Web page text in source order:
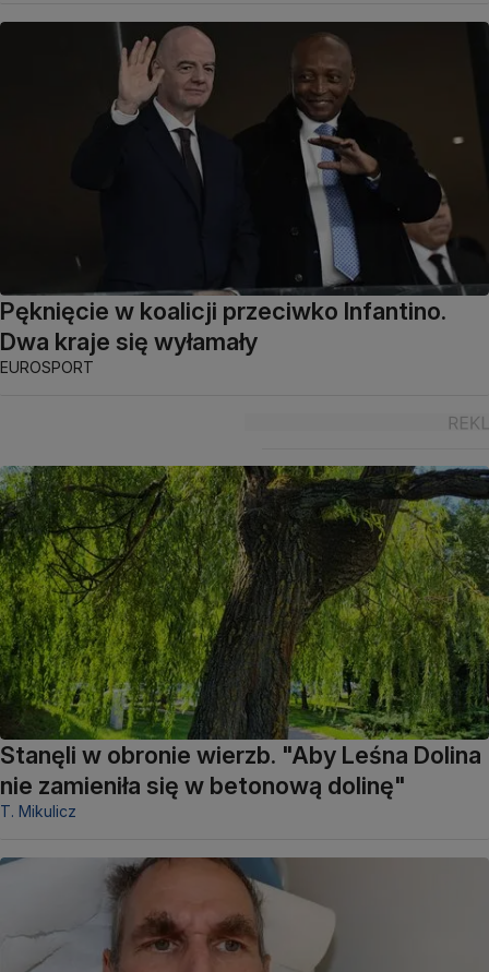
Pęknięcie w koalicji przeciwko Infantino.
Dwa kraje się wyłamały
EUROSPORT
Stanęli w obronie wierzb. "Aby Leśna Dolina
nie zamieniła się w betonową dolinę"
T. Mikulicz